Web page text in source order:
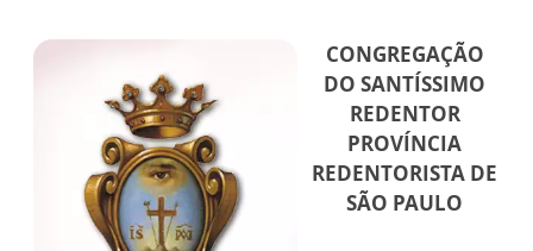
CONGREGAÇÃO
DO SANTÍSSIMO
REDENTOR
PROVÍNCIA
REDENTORISTA DE
SÃO PAULO